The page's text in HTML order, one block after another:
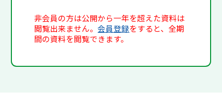
非会員の方は公開から一年を超えた資料は
閲覧出来ません。会員登録をすると、全期
間の資料を閲覧できます。